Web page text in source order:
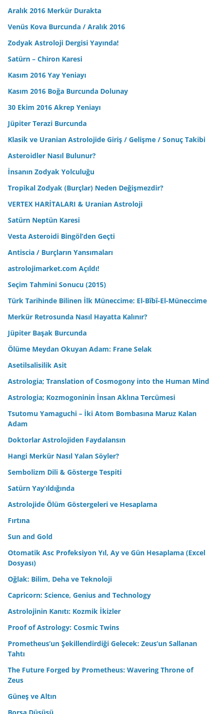
Aralık 2016 Merkür Durakta
Venüs Kova Burcunda / Aralık 2016
Zodyak Astroloji Dergisi Yayında!
Satürn – Chiron Karesi
Kasım 2016 Yay Yeniayı
Kasım 2016 Boğa Burcunda Dolunay
30 Ekim 2016 Akrep Yeniayı
Jüpiter Terazi Burcunda
Klasik ve Uranian Astrolojide Giriş / Gelişme / Sonuç Takibi
Asteroidler Nasıl Bulunur?
İnsanın Zodyak Yolculuğu
Tropikal Zodyak (Burçlar) Neden Değişmezdir?
VERTEX HARİTALARI & Uranian Astroloji
Satürn Neptün Karesi
Vesta Asteroidi Bingöl’den Geçti
Antiscia / Burçların Yansımaları
astrolojimarket.com Açıldı!
Seçim Tahmini Sonucu (2015)
Türk Tarihinde Bilinen İlk Müneccime: El-Bîbî-El-Müneccime
Merkür Retrosunda Nasıl Hayatta Kalınır?
Jüpiter Başak Burcunda
Ölüme Meydan Okuyan Adam: Frane Selak
Asetilsalisilik Asit
Astrologia; Translation of Cosmogony into the Human Mind
Astrologia; Kozmogoninin İnsan Aklına Tercümesi
Tsutomu Yamaguchi – İki Atom Bombasına Maruz Kalan
Adam
Doktorlar Astrolojiden Faydalansın
Hangi Merkür Nasıl Yalan Söyler?
Sembolizm Dili & Gösterge Tespiti
Satürn Yay’ıldığında
Astrolojide Ölüm Göstergeleri ve Hesaplama
Fırtına
Sun and Gold
Otomatik Asc Profeksiyon Yıl, Ay ve Gün Hesaplama (Excel
Dosyası)
Oğlak: Bilim, Deha ve Teknoloji
Capricorn: Science, Genius and Technology
Astrolojinin Kanıtı: Kozmik İkizler
Proof of Astrology: Cosmic Twins
Prometheus’un Şekillendirdiği Gelecek: Zeus’un Sallanan
Tahtı
The Future Forged by Prometheus: Wavering Throne of
Zeus
Güneş ve Altın